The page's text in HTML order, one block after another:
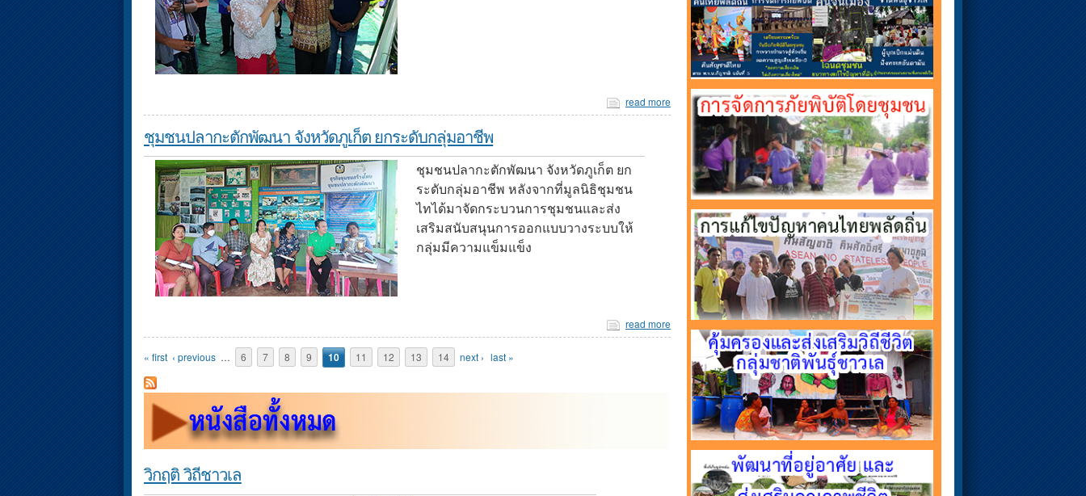
read more
ชุมชนปลากะตักพัฒนา จังหวัดภูเก็ต ยกระดับกลุ่มอาชีพ
ชุมชนปลากะตักพัฒนา จังหวัดภูเก็ต ยก
ระดับกลุ่มอาชีพ หลังจากที่มูลนิธิชุมชน
ไทได้มาจัดกระบวนการชุมชนและส่ง
เสริมสนับสนุนการออกแบบวางระบบให้
กลุ่มมีความแข็มแข็ง
read more
Pages
« first ‹ previous … 6 7 8 9 10 11 12 13 14 next › last »
วิกฤติ วิถีชาวเล